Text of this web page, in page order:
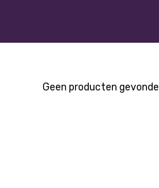
Geen producten